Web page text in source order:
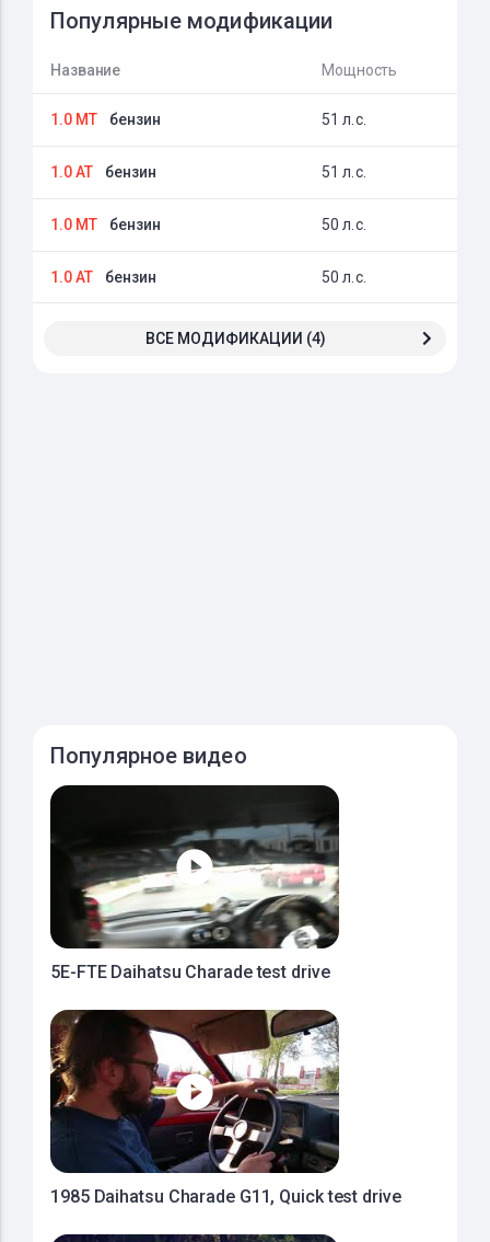
Популярные модификации
Название Мощность
1.0 MT бензин 51 л.с.
1.0 AT бензин 51 л.с.
1.0 MT бензин 50 л.с.
1.0 AT бензин 50 л.с.
ВСЕ МОДИФИКАЦИИ (4)
Популярное видео
5E-FTE Daihatsu Charade test drive
1985 Daihatsu Charade G11, Quick test drive